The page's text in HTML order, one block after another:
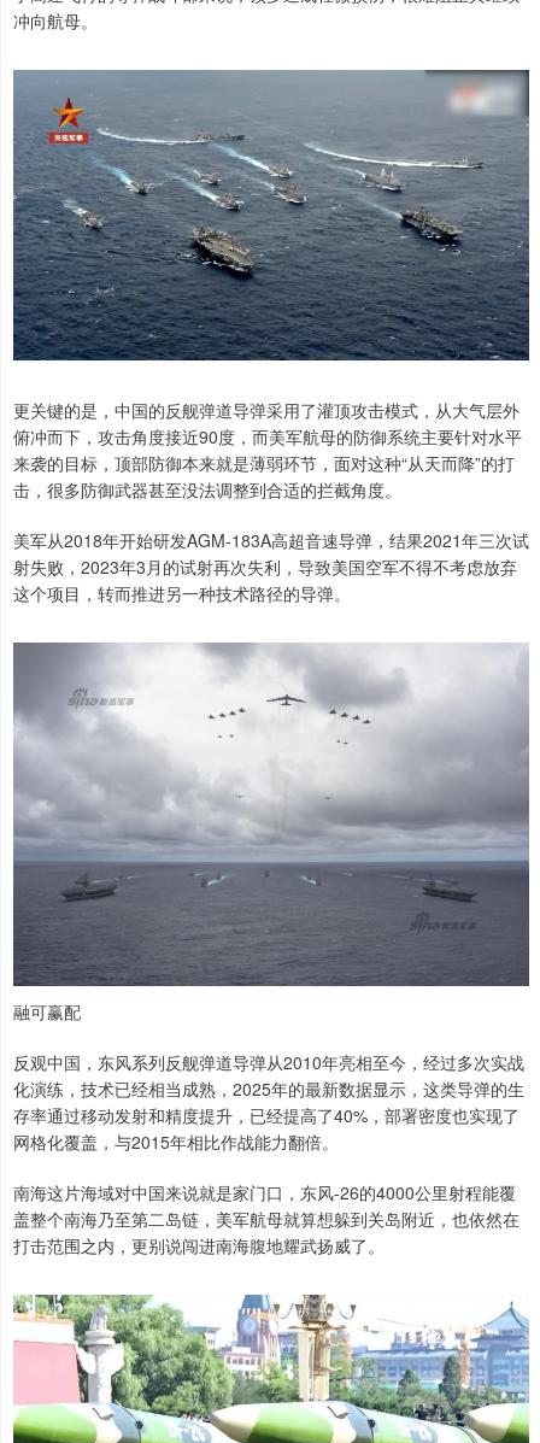
冲向航母。
更关键的是，中国的反舰弹道导弹采用了灌顶攻击模式，从大气层外
俯冲而下，攻击角度接近90度，而美军航母的防御系统主要针对水平
来袭的目标，顶部防御本来就是薄弱环节，面对这种“从天而降”的打
击，很多防御武器甚至没法调整到合适的拦截角度。
美军从2018年开始研发AGM-183A高超音速导弹，结果2021年三次试
射失败，2023年3月的试射再次失利，导致美国空军不得不考虑放弃
这个项目，转而推进另一种技术路径的导弹。
融可赢配
反观中国，东风系列反舰弹道导弹从2010年亮相至今，经过多次实战
化演练，技术已经相当成熟，2025年的最新数据显示，这类导弹的生
存率通过移动发射和精度提升，已经提高了40%，部署密度也实现了
网格化覆盖，与2015年相比作战能力翻倍。
南海这片海域对中国来说就是家门口，东风-26的4000公里射程能覆
盖整个南海乃至第二岛链，美军航母就算想躲到关岛附近，也依然在
打击范围之内，更别说闯进南海腹地耀武扬威了。